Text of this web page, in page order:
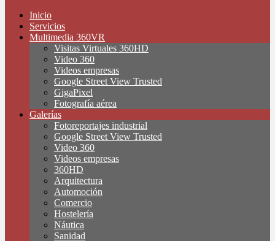
Inicio
Servicios
Multimedia 360VR
Visitas Virtuales 360HD
Video 360
Videos empresas
Google Street View Trusted
GigaPixel
Fotografía aérea
Galerías
Fotoreportajes industrial
Google Street View Trusted
Video 360
Videos empresas
360HD
Arquitectura
Automoción
Comercio
Hostelería
Náutica
Sanidad